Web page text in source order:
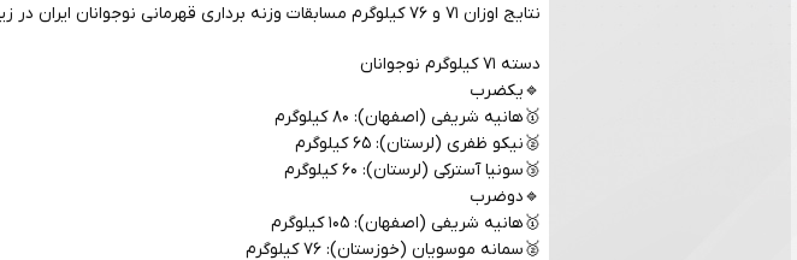
نتایج اوزان ۷۱ و ۷۶ کیلوگرم مسابقات وزنه برداری قهرمانی نوجوانان ایران در زیر آمده است:
دسته ۷۱ کیلوگرم نوجوانان
🔹یکضرب
🥇هانیه شریفی (اصفهان): ۸۰ کیلوگرم
🥈نیکو ظفری (لرستان): ۶۵ کیلوگرم
🥉سونیا آسترکی (لرستان): ۶۰ کیلوگرم
🔹دوضرب
🥇هانیه شریفی (اصفهان): ۱۰۵ کیلوگرم
🥈سمانه موسویان (خوزستان): ۷۶ کیلوگرم